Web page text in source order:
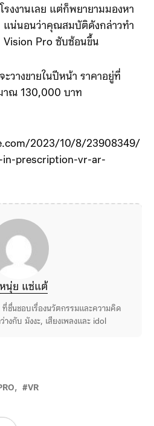
รงงานเลย แต่ก็พยายามมองหา
แน่นอนว่าคุณสมบัติดังกล่าวทํา
Vision Pro ซับซ้อนขึ้น
วางขายในปีหน้า ราคาอยู่ที่
าณ 130,000 บาท
2023/10/8/23908349/
prescription-vr-ar-
หนุ่ย แซ่แต้
ชื่นชอบเรื่องนวัตกรรมและความคิด
างกับ มังงะ, เสียงเพลงและ idol
VR